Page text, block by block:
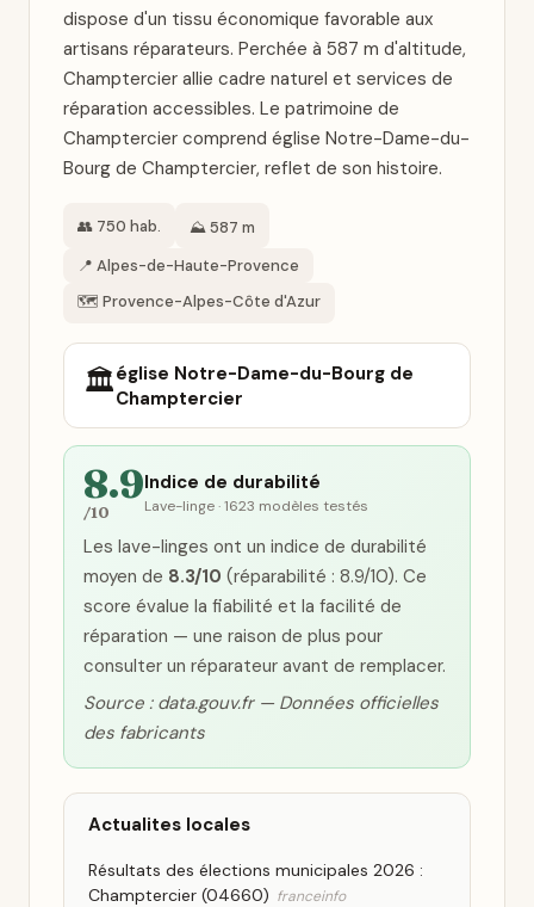
dispose d'un tissu économique favorable aux
artisans réparateurs. Perchée à 587 m d'altitude,
Champtercier allie cadre naturel et services de
réparation accessibles. Le patrimoine de
Champtercier comprend église Notre-Dame-du-
Bourg de Champtercier, reflet de son histoire.
👥 750 hab.
⛰️ 587 m
📍 Alpes-de-Haute-Provence
🗺️ Provence-Alpes-Côte d'Azur
🏛️église Notre-Dame-du-Bourg de
Champtercier
8.9
/10
Indice de durabilité
Lave-linge · 1623 modèles testés
Les lave-linges ont un indice de durabilité
moyen de 8.3/10 (réparabilité : 8.9/10). Ce
score évalue la fiabilité et la facilité de
réparation — une raison de plus pour
consulter un réparateur avant de remplacer.
Source : data.gouv.fr — Données officielles
des fabricants
Actualites locales
Résultats des élections municipales 2026 :
Champtercier (04660) franceinfo